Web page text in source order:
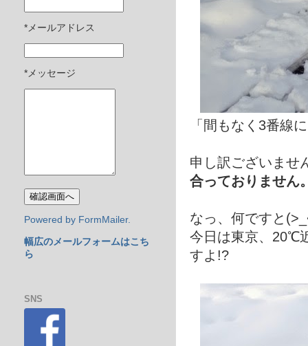
「間もなく3番線
申し訳ございませ
合っておりません
なっ、何ですと
今日は東京、20℃
すよ!?
*メールアドレス
*メッセージ
Powered by FormMailer.
幅広のメールフォームはこち
ら
SNS